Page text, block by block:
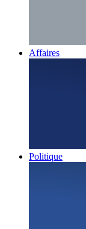
Affaires
Politique